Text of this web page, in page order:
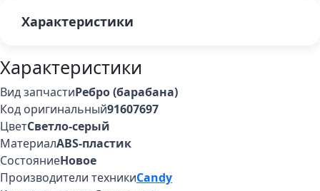
Характеристики
Характеристики
Вид запчастиРебро (барабана)
Код оригинальный91607697
ЦветСветло-серый
МатериалABS-пластик
СостояниеНовое
Производители техникиCandy